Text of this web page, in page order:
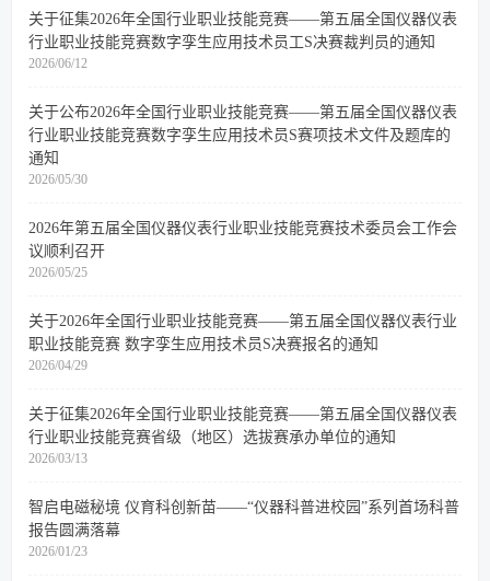
关于征集2026年全国行业职业技能竞赛——第五届全国仪器仪表
行业职业技能竞赛数字孪生应用技术员工S决赛裁判员的通知
2026/06/12
关于公布2026年全国行业职业技能竞赛——第五届全国仪器仪表
行业职业技能竞赛数字孪生应用技术员S赛项技术文件及题库的
通知
2026/05/30
2026年第五届全国仪器仪表行业职业技能竞赛技术委员会工作会
议顺利召开
2026/05/25
关于2026年全国行业职业技能竞赛——第五届全国仪器仪表行业
职业技能竞赛 数字孪生应用技术员S决赛报名的通知
2026/04/29
关于征集2026年全国行业职业技能竞赛——第五届全国仪器仪表
行业职业技能竞赛省级（地区）选拔赛承办单位的通知
2026/03/13
智启电磁秘境 仪育科创新苗——“仪器科普进校园”系列首场科普
报告圆满落幕
2026/01/23